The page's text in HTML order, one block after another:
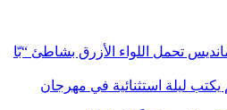
تحمل اللواء الأزرق بشاطئ “بّا
ليلة استثنائية في مهرجان